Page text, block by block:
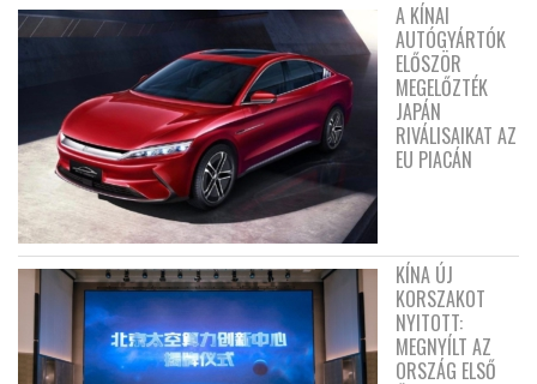
A KÍNAI
AUTÓGYÁRTÓK
ELŐSZÖR
MEGELŐZTÉK
JAPÁN
RIVÁLISAIKAT AZ
EU PIACÁN
KÍNA ÚJ
KORSZAKOT
NYITOTT:
MEGNYÍLT AZ
ORSZÁG ELSŐ